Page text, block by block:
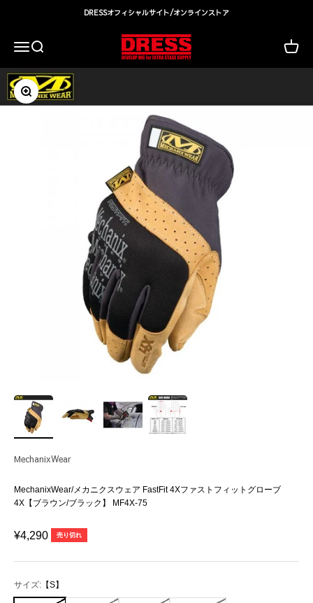
DRESSオフィシャルサイト/オンラインストア
メニュー
検索 DRESS(ドレス)|アウトドア・ウェア・釣り具カート
ズームイン
MechanixWear
MechanixWear/メカニクスウェア FastFit 4Xファストフィットグローブ
4X【ブラウン/ブラック】 MF4X-75
セール価格
¥4,290 売り切れ
サイズ: 【S】